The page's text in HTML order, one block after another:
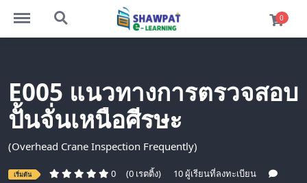
Menu Search 0
E005 แนวทางการตรวจสอบ
ปั้นจั่นเหนือศีรษะ
(Overhead Crane Inspection Frequently)
เริ่มต้น 0 (0 เรตติ้ง)
10 ผู้เรียนที่ลงทะเบียน